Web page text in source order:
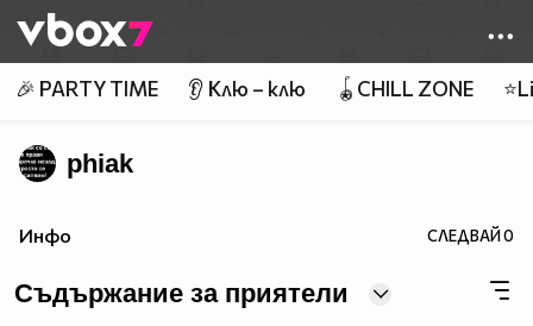
👾
🎉 PARTY TIME 👂 Клю – клю 🪀CHILL ZONE
phiak
Инфо СЛЕДВАЙ0
Съдържание за приятели